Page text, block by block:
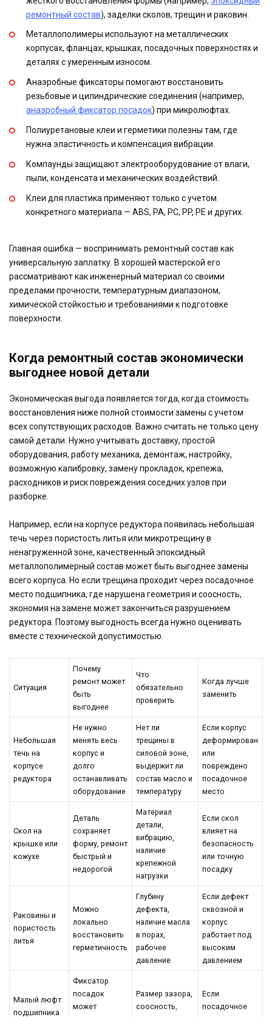
ремонтный состав), заделки сколов, трещин и раковин.
Металлополимеры используют на металлических
корпусах, фланцах, крышках, посадочных поверхностях и
деталях с умеренным износом.
Анаэробные фиксаторы помогают восстановить
резьбовые и цилиндрические соединения (например,
анаэробный фиксатор посадок) при микролюфтах.
Полиуретановые клеи и герметики полезны там, где
нужна эластичность и компенсация вибрации.
Компаунды защищают электрооборудование от влаги,
пыли, конденсата и механических воздействий.
Клеи для пластика применяют только с учетом
конкретного материала — ABS, PA, PC, PP, PE и других.
Главная ошибка — воспринимать ремонтный состав как
универсальную заплатку. В хорошей мастерской его
рассматривают как инженерный материал со своими
пределами прочности, температурным диапазоном,
химической стойкостью и требованиями к подготовке
поверхности.
Когда ремонтный состав экономически
выгоднее новой детали
Экономическая выгода появляется тогда, когда стоимость
восстановления ниже полной стоимости замены с учетом
всех сопутствующих расходов. Важно считать не только цену
самой детали. Нужно учитывать доставку, простой
оборудования, работу механика, демонтаж, настройку,
возможную калибровку, замену прокладок, крепежа,
расходников и риск повреждения соседних узлов при
разборке.
Например, если на корпусе редуктора появилась небольшая
течь через пористость литья или микротрещину в
ненагруженной зоне, качественный эпоксидный
металлополимерный состав может быть выгоднее замены
всего корпуса. Но если трещина проходит через посадочное
место подшипника, где нарушена геометрия и соосность,
экономия на замене может закончиться разрушением
редуктора. Поэтому выгодность всегда нужно оценивать
вместе с технической допустимостью.
Ситуация
Почему
ремонт может
быть
выгоднее
Что
обязательно
проверить
Когда лучше
заменить
Небольшая
течь на
корпусе
редуктора
Не нужно
менять весь
корпус и
долго
останавливать
оборудование
Нет ли
трещины в
силовой зоне,
выдержит ли
состав масло и
температуру
Если корпус
деформирован
или
повреждено
посадочное
место
Скол на
крышке или
кожухе
Деталь
сохраняет
форму, ремонт
быстрый и
недорогой
Материал
детали,
вибрацию,
наличие
крепежной
нагрузки
Если скол
влияет на
безопасность
или точную
посадку
Раковины и
пористость
литья
Можно
локально
восстановить
герметичность
Глубину
дефекта,
наличие масла
в порах,
рабочее
давление
Если дефект
сквозной и
корпус
работает под
высоким
давлением
Малый люфт
подшипника
Фиксатор
посадок
может
Размер зазора,
соосность,
Если
посадочное